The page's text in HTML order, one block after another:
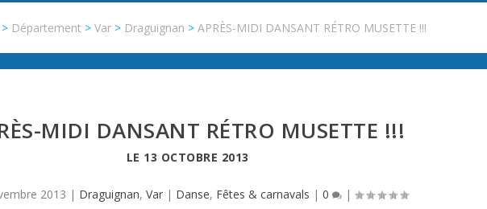
> Département >Var > Draguignan >APRÈS-MIDI DANSANT RÉTRO MUSETTE !!!
MIDI DANSANT RÉTRO MUSETTE !!!
LE 13 OCTOBRE 2013
2013 | Draguignan, Var| Danse, Fêtes & carnavals | 0 |